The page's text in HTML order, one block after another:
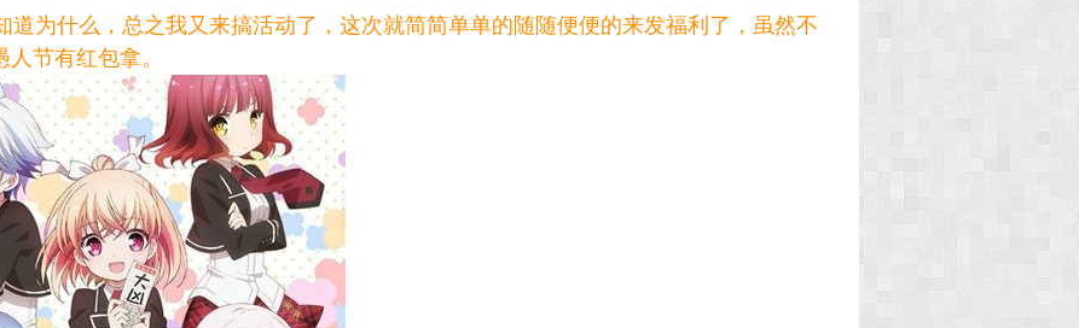
为什么，总之我又来搞活动了，这次就简简单单的随随便便的来发福利了，虽然不
节有红包拿。